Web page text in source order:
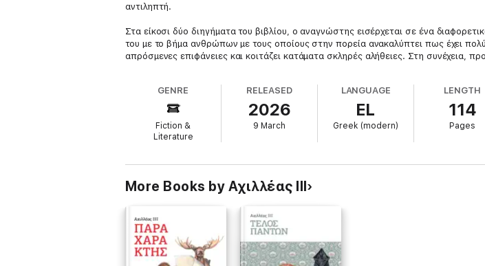
αντιληπτή.
Στα είκοσι δύο διηγήματα του βιβλίου, ο αναγνώστης εισέρχεται σε ένα
του με το βήμα ανθρώπων με τους οποίους στην πορεία ανακαλύπτει πως έχει
απρόσμενες επιφάνειες και κοιτάζει κατάματα σκληρές αλήθειες. Στη
συνηθίσει…
GENRE
Fiction &
Literature
RELEASED
2026
9 March
LANGUAGE
EL
Greek (modern)
LENGTH
114
Pages
More Books by Αχιλλέας ΙΙΙ